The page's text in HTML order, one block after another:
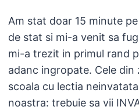
Am stat doar 15 minute
de stat si mi-a venit sa
mi-a trezit in primul rand
adanc ingropate. Cele din
scoala cu lectia
noastra: trebuie sa vii